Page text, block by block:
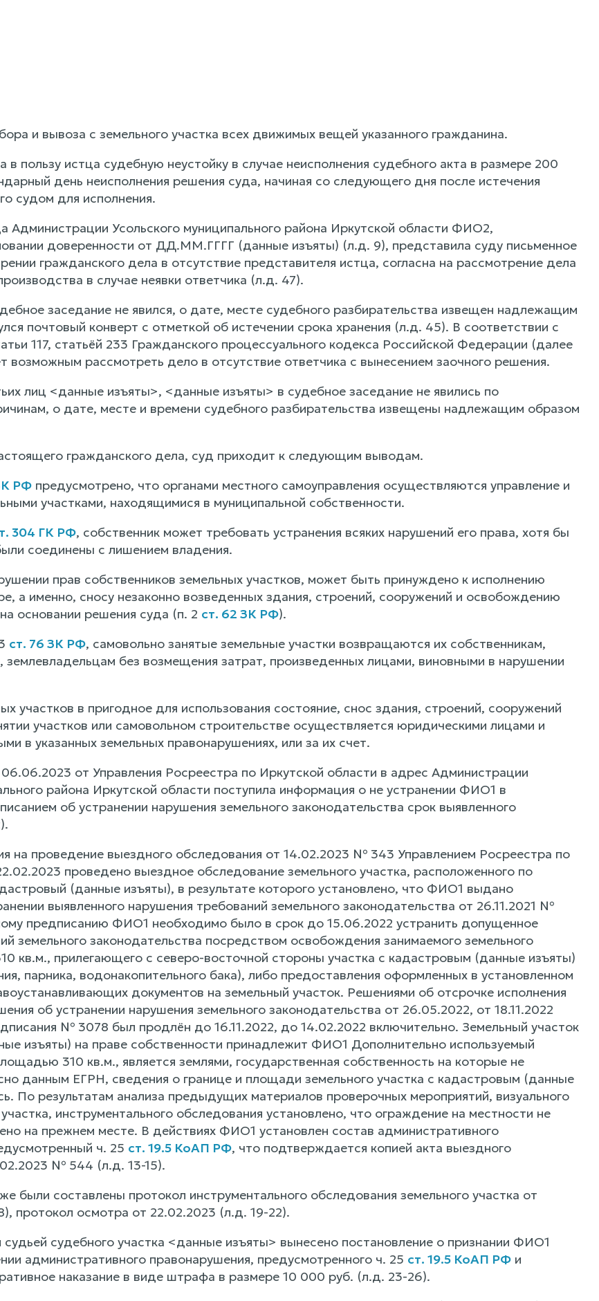
и вывоза с земельного участка всех движимых вещей указанного гражданина.
в пользу истца судебную неустойку в случае неисполнения судебного акта в размере 200
день неисполнения решения суда, начиная со следующего дня после истечения
судом для исполнения.
Администрации Усольского муниципального района Иркутской области ФИО2,
доверенности от ДД.ММ.ГГГГ (данные изъяты) (л.д. 9), представила суду письменное
гражданского дела в отсутствие представителя истца, согласна на рассмотрение дела
в случае неявки ответчика (л.д. 47).
заседание не явился, о дате, месте судебного разбирательства извещен надлежащим
почтовый конверт с отметкой об истечении срока хранения (л.д. 45). В соответствии с
117, статьёй 233 Гражданского процессуального кодекса Российской Федерации (далее
возможным рассмотреть дело в отсутствие ответчика с вынесением заочного решения.
лиц <данные изъяты>, <данные изъяты> в судебное заседание не явились по
о дате, месте и времени судебного разбирательства извещены надлежащим образом
гражданского дела, суд приходит к следующим выводам.
РФпредусмотрено, что органами местного самоуправления осуществляются управление и
участками, находящимися в муниципальной собственности.
304 ГК РФ, собственник может требовать устранения всяких нарушений его права, хотя бы
соединены с лишением владения.
прав собственников земельных участков, может быть принуждено к исполнению
а именно, сносу незаконно возведенных здания, строений, сооружений и освобождению
основании решения суда (п. 2 ст. 62 ЗК РФ).
ст. 76 ЗК РФ, самовольно занятые земельные участки возвращаются их собственникам,
землевладельцам без возмещения затрат, произведенных лицами, виновными в нарушении
участков в пригодное для использования состояние, снос здания, строений, сооружений
участков или самовольном строительстве осуществляется юридическими лицами и
в указанных земельных правонарушениях, или за их счет.
от Управления Росреестра по Иркутской области в адрес Администрации
района Иркутской области поступила информация о не устранении ФИО1 в
об устранении нарушения земельного законодательства срок выявленного
на проведение выездного обследования от 14.02.2023 № 343 Управлением Росреестра по
проведено выездное обследование земельного участка, расположенного по
(данные изъяты), в результате которого установлено, что ФИО1 выдано
выявленного нарушения требований земельного законодательства от 26.11.2021 №
предписанию ФИО1 необходимо было в срок до 15.06.2022 устранить допущенное
земельного законодательства посредством освобождения занимаемого земельного
кв.м., прилегающего с северо-восточной стороны участка с кадастровым (данные изъяты)
парника, водонакопительного бака), либо предоставления оформленных в установленном
документов на земельный участок. Решениями об отсрочке исполнения
об устранении нарушения земельного законодательства от 26.05.2022, от 18.11.2022
№ 3078 был продлён до 16.11.2022, до 14.02.2022 включительно. Земельный участок
изъяты) на праве собственности принадлежит ФИО1 Дополнительно используемый
310 кв.м., является землями, государственная собственность на которые не
данным ЕГРН, сведения о границе и площади земельного участка с кадастровым (данные
По результатам анализа предыдущих материалов проверочных мероприятий, визуального
инструментального обследования установлено, что ограждение на местности не
на прежнем месте. В действиях ФИО1 установлен состав административного
ч. 25 ст. 19.5 КоАП РФ, что подтверждается копией акта выездного
№ 544 (л.д. 13-15).
были составлены протокол инструментального обследования земельного участка от
протокол осмотра от 22.02.2023 (л.д. 19-22).
судебного участка <данные изъяты> вынесено постановление о признании ФИО1
административного правонарушения, предусмотренного ч. 25 ст. 19.5 КоАП РФи
наказание в виде штрафа в размере 10 000 руб. (л.д. 23-26).